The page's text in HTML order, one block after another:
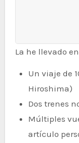
La he llevado
Un viaje de
Hiroshima)
Dos trenes
Múltiples
artículo